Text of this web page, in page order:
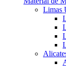
Limas